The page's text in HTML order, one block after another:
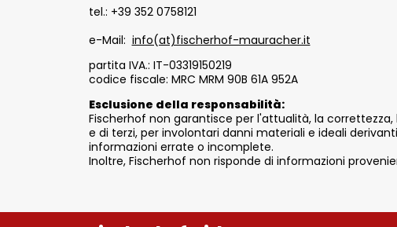
tel.: +39 352 0758121
e-Mail: info(at)fischerhof-mauracher.it
partita IVA.: IT-03319150219
codice fiscale: MRC MRM 90B 61A 952A
Esclusione della responsabilità:
Fischerhof non garantisce per l'attualità, la
e di terzi, per involontari danni materiali e ideali
informazioni errate o incomplete.
Inoltre, Fischerhof non risponde di informazioni